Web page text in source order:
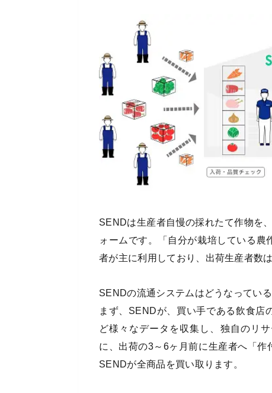
SENDは生産者自慢の採れたて作物を
ォームです。「自分が栽培している
者が主に利用しており、出荷生産者数
SENDの流通システムはどうなっている
まず、SENDが、買い手である飲食店
ど様々なデータを収集し、独自のリ
に、出荷の3～6ヶ月前に生産者へ「作
SENDが全商品を買い取ります。